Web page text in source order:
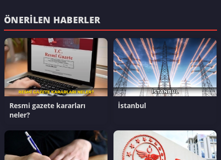
ÖNERILEN HABERLER
Resmi gazete kararları
neler?
İstanbul